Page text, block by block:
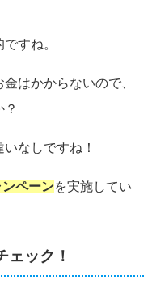
すね。
はかからないので、
なしですね！
ペーンを実施してい
ェック！